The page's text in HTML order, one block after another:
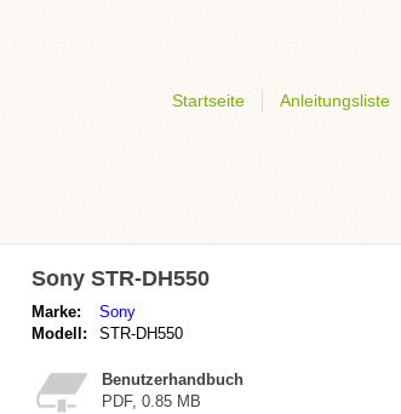
Startseite Anleitungsliste
Sony STR-DH550
Marke:
Sony
Modell:
STR-DH550
Benutzerhandbuch
PDF, 0.85 MB